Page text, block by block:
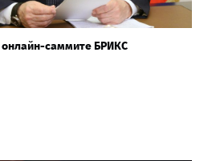
онлайн-саммите БРИКС